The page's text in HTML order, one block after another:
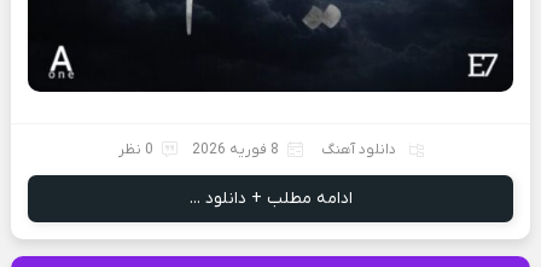
دانلود آهنگ 8 فوریه 2026 0 نظر
ادامه مطلب + دانلود ...